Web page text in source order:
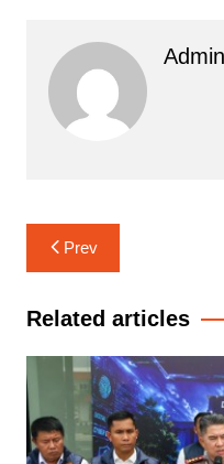
Navigasi
pos
Prev
Related articles